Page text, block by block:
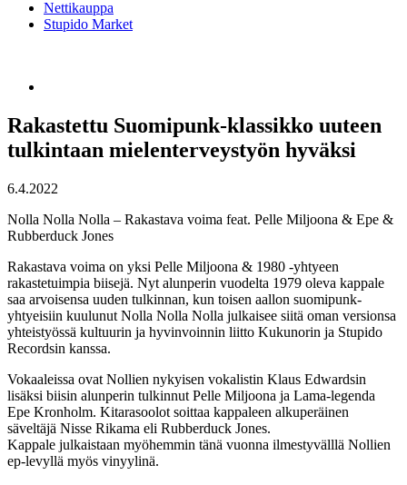
Nettikauppa
Stupido Market
Rakastettu Suomipunk-klassikko uuteen
tulkintaan mielenterveystyön hyväksi
6.4.2022
Nolla Nolla Nolla – Rakastava voima feat. Pelle Miljoona & Epe &
Rubberduck Jones
Rakastava voima on yksi Pelle Miljoona & 1980 -yhtyeen
rakastetuimpia biisejä. Nyt alunperin vuodelta 1979 oleva kappale
saa arvoisensa uuden tulkinnan, kun toisen aallon suomipunk-
yhtyeisiin kuulunut Nolla Nolla Nolla julkaisee siitä oman versionsa
yhteistyössä kultuurin ja hyvinvoinnin liitto Kukunorin ja Stupido
Recordsin kanssa.
Vokaaleissa ovat Nollien nykyisen vokalistin Klaus Edwardsin
lisäksi biisin alunperin tulkinnut Pelle Miljoona ja Lama-legenda
Epe Kronholm. Kitarasoolot soittaa kappaleen alkuperäinen
säveltäjä Nisse Rikama eli Rubberduck Jones.
Kappale julkaistaan myöhemmin tänä vuonna ilmestyvälllä Nollien
ep-levyllä myös vinyylinä.